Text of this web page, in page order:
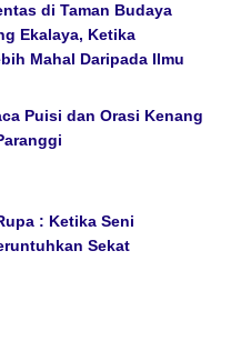
di Taman Budaya
Ekalaya, Ketika
Mahal Daripada Ilmu
Puisi dan Orasi Kenang
: Ketika Seni
Sekat